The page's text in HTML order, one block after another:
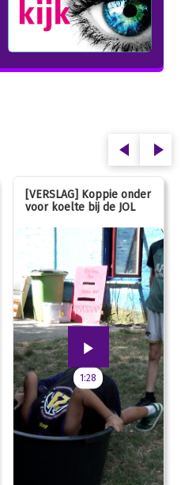
[VERSLAG] Koppie onder
voor koelte bij de JOL
1:28